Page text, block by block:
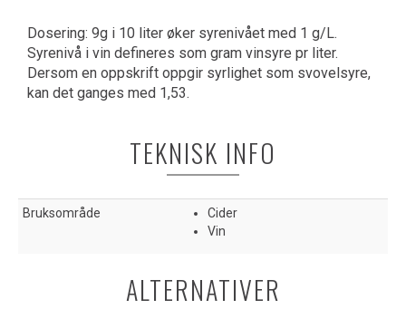
Dosering: 9g i 10 liter øker syrenivået med 1 g/L.
Syrenivå i vin defineres som gram vinsyre pr liter.
Dersom en oppskrift oppgir syrlighet som svovelsyre,
kan det ganges med 1,53.
TEKNISK INFO
Bruksområde
Cider
Vin
ALTERNATIVER